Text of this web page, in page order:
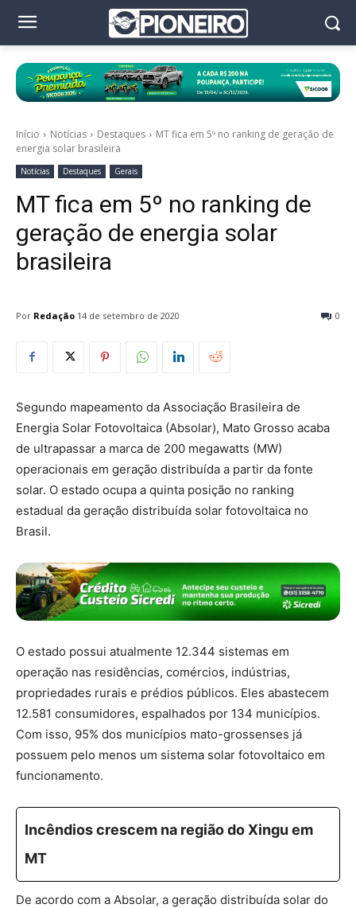
Início Notícias Destaques
MT fica em 5º no ranking de geração de
energia solar brasileira
Notícias Destaques Gerais
MT fica em 5º no ranking de
geração de energia solar
brasileira
Por Redação 0
14 de setembro de 2020
Segundo mapeamento da Associação Brasileira de
Energia Solar Fotovoltaica (Absolar), Mato Grosso acaba
de ultrapassar a marca de 200 megawatts (MW)
operacionais em geração distribuída a partir da fonte
solar. O estado ocupa a quinta posição no ranking
estadual da geração distribuída solar fotovoltaica no
Brasil.
O estado possui atualmente 12.344 sistemas em
operação nas residências, comércios, indústrias,
propriedades rurais e prédios públicos. Eles abastecem
12.581 consumidores, espalhados por 134 municípios.
Com isso, 95% dos municípios mato-grossenses já
possuem pelo menos um sistema solar fotovoltaico em
funcionamento.
Incêndios crescem na região do Xingu em
MT
De acordo com a Absolar, a geração distribuída solar do